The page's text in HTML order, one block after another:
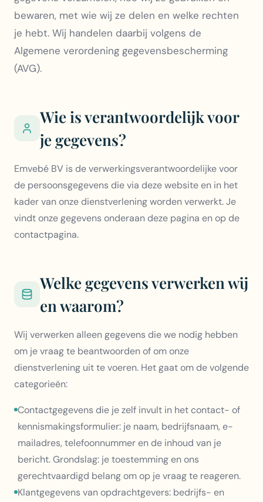
bewaren, met wie wij ze delen en welke rechten
je hebt. Wij handelen daarbij volgens de
Algemene verordening gegevensbescherming
(AVG).
Wie is verantwoordelijk voor
je gegevens?
Emvebé BV is de verwerkingsverantwoordelijke voor
de persoonsgegevens die via deze website en in het
kader van onze dienstverlening worden verwerkt. Je
vindt onze gegevens onderaan deze pagina en op de
contactpagina.
Welke gegevens verwerken wij
en waarom?
Wij verwerken alleen gegevens die we nodig hebben
om je vraag te beantwoorden of om onze
dienstverlening uit te voeren. Het gaat om de volgende
categorieën:
Contactgegevens die je zelf invult in het contact- of
kennismakingsformulier: je naam, bedrijfsnaam, e-
mailadres, telefoonnummer en de inhoud van je
bericht. Grondslag: je toestemming en ons
gerechtvaardigd belang om op je vraag te reageren.
Klantgegevens van opdrachtgevers: bedrijfs- en